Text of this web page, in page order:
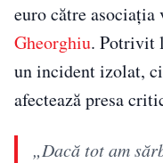
euro către
Gheorghiu. Potrivit
un incident izolat,
afectează presa
„Dacă tot am